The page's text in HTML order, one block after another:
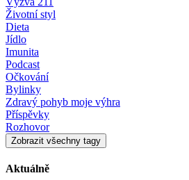
Životní styl
Dieta
Jídlo
Imunita
Podcast
Očkování
Bylinky
Zdravý pohyb moje výhra
Příspěvky
Rozhovor
Zobrazit všechny tagy
Aktuálně